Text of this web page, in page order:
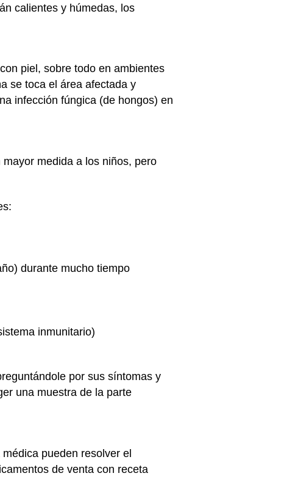
calientes y húmedas, los
piel, sobre todo en ambientes
se toca el área afectada y
infección fúngica (de hongos) en
medida a los niños, pero
durante mucho tiempo
inmunitario)
por sus síntomas y
una muestra de la parte
pueden resolver el
de venta con receta